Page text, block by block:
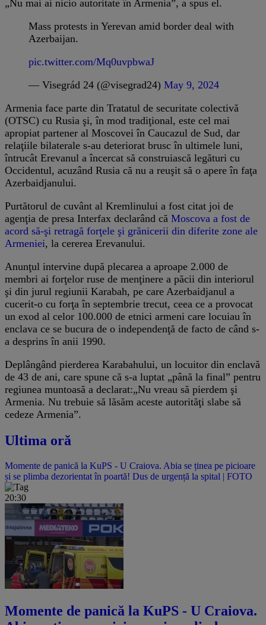
„Nu mai ai nicio autoritate în Armenia”, a spus el.
Mass protests in Yerevan amid border deal with
Azerbaijan.
pic.twitter.com/Mq0uvpbwaJ
— Visegrád 24 (@visegrad24) May 9, 2024
Armenia face parte din Tratatul de securitate colectivă
(OTSC) cu Rusia şi, în mod tradiţional, este cel mai
apropiat partener al Moscovei în Caucazul de Sud, dar
relaţiile bilaterale s-au deteriorat brusc în ultimele luni,
întrucât Erevanul a încercat să construiască legături cu
Occidentul, acuzând Rusia că nu a reuşit să o apere în faţa
Azerbaidjanului.
Purtătorul de cuvânt al Kremlinului a fost citat joi de
agenţia de presa Interfax declarând că Moscova a fost de
acord să-şi retragă forţele şi grănicerii din diferite zone ale
Armeniei, la cererea Erevanului.
Anunţul intervine după plecarea a aproape 2.000 de
membri ai forţelor ruse de menţinere a păcii din interiorul
şi din jurul regiunii Karabah, pe care Azerbaidjanul a
cucerit-o cu forţa în septembrie trecut, ceea ce a provocat
un exod al celor 100.000 de etnici armeni care locuiau în
enclava ce se bucura de o independenţă de facto de când s-
a desprins în anii 1990.
Deplângând pierderea Karabahului, un locuitor din enclavă
de 43 de ani, care spune că s-a luptat „până la final” pentru
regiunea muntoasă a declarat:„Nu vreau să pierdem şi
Armenia. Nu trebuie să lăsăm aceste autorităţi slabe să
cedeze Armenia”.
Ultima oră
Momente de panică la KuPS - U Craiova. Abia se ținea pe picioare
și se plimba dezorientat în poartă! Dus de urgență la spital | FOTO
20:30
Momente de panică la KuPS - U Craiova.